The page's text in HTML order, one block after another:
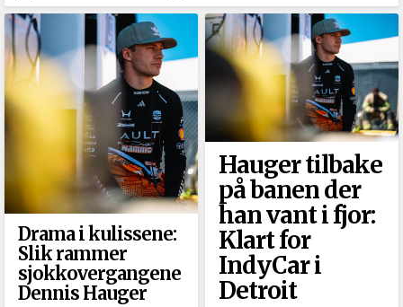
Drama i kulissene:
Slik rammer
sjokkovergangene
Dennis Hauger
Hauger tilbake
på banen der
han vant i fjor:
Klart for
IndyCar i
Detroit